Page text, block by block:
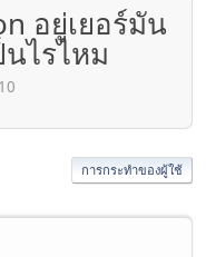
อยู่เยอร์มัน
ไรไหม
การกระทำของผู้ใช้